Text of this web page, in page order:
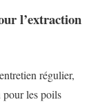
l’extraction
régulier,
pour les poils